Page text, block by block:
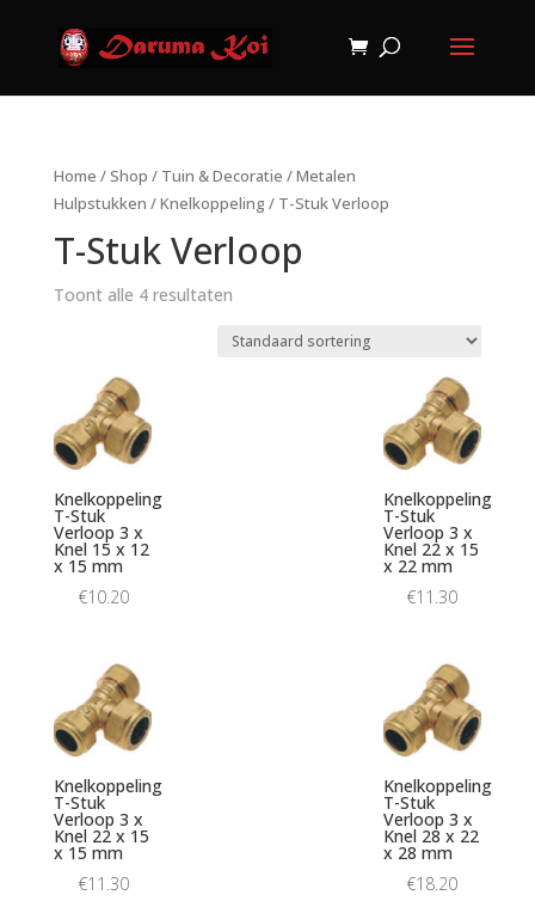
Home /Shop / Tuin & Decoratie /Metalen
Hulpstukken /Knelkoppeling / T-Stuk Verloop
T-Stuk Verloop
Toont alle 4 resultaten
Knelkoppeling
T-Stuk
Verloop 3 x
Knel 15 x 12
x 15 mm
€10.20
Knelkoppeling
T-Stuk
Verloop 3 x
Knel 22 x 15
x 22 mm
€11.30
Knelkoppeling
T-Stuk
Verloop 3 x
Knel 22 x 15
x 15 mm
€11.30
Knelkoppeling
T-Stuk
Verloop 3 x
Knel 28 x 22
x 28 mm
€18.20